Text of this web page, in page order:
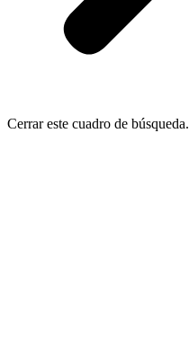
Cerrar este cuadro de búsqueda.